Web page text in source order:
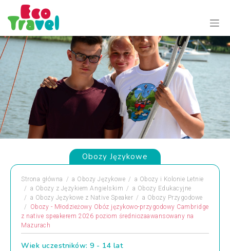
Obozy Językowe
Strona główna a Obozy Językowe a Obozy i Kolonie Letnie
a Obozy z Językiem Angielskim a Obozy Edukacyjne
a Obozy Językowe z Native Speaker a Obozy Przygodowe
Obozy - Młodzieżowy Obóz językowo-przygodowy Cambridge
z native speakerem 2026 poziom średniozaawansowany na
Mazurach
Wiek uczestników: 9 - 14 lat